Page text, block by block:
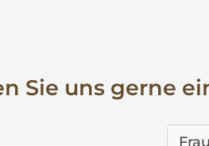
Sie uns gerne